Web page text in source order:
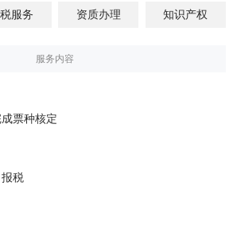
服务 资质办理 知识产权
服务内容
票种核定
税